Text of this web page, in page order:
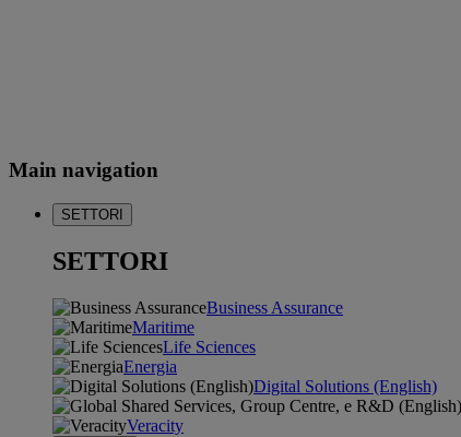
Main navigation
SETTORI
SETTORI
Business Assurance
Maritime
Life Sciences
Energia
Digital Solutions (English)
Veracity